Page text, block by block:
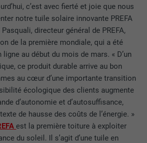
c’est avec fierté et joie que nous
notre tuile solaire innovante PREFA
directeur général de PREFA,
de la première mondiale, qui a été
au début du mois de mars. « D’un
ce produit durable arrive au bon
au cœur d’une importante transition
écologique des clients augmente
d’autonomie et d’autosuffisance,
de hausse des coûts de l’énergie. »
est la première toiture à exploiter
du soleil. Il s’agit d’une tuile en